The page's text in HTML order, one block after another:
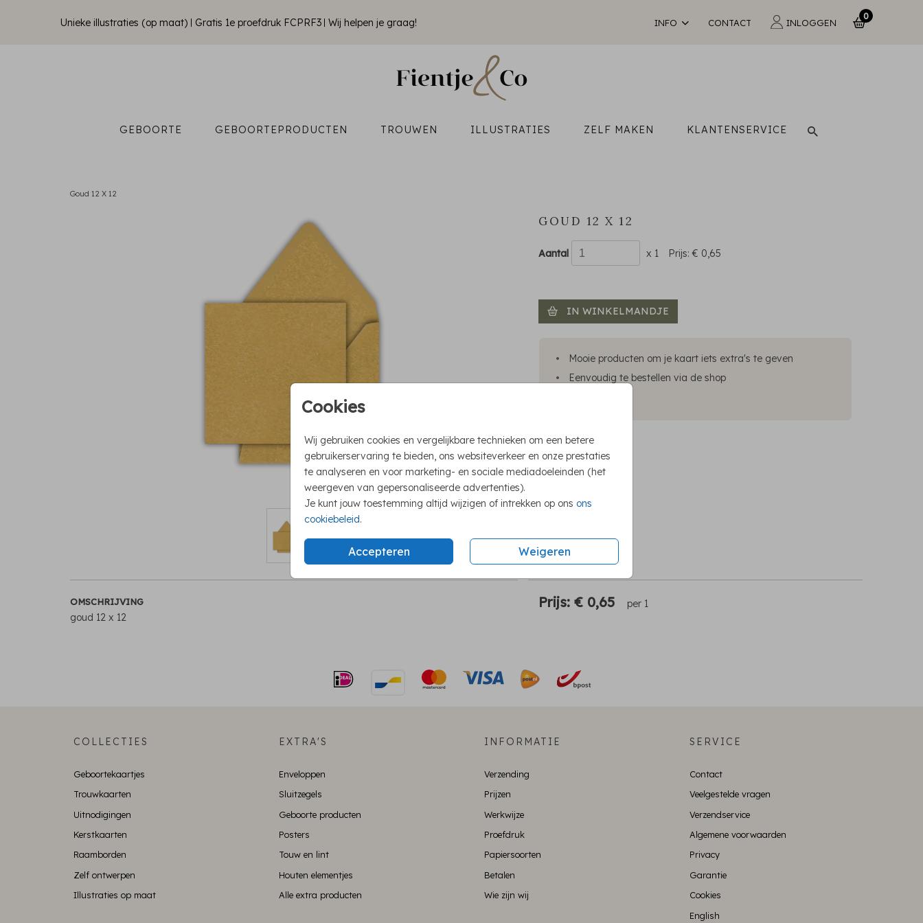
Unieke illustraties (op maat) Gratis 1e proefdruk FCPRF3 Wij helpen je graag! INFO CONTACT INLOGGEN
0
GEBOORTE GEBOORTEPRODUCTEN TROUWEN ILLUSTRATIES ZELF MAKEN KLANTENSERVICE
Cookies
Wij gebruiken cookies en vergelijkbare technieken om een betere
gebruikerservaring te bieden, ons websiteverkeer en onze prestaties
te analyseren en voor marketing- en sociale mediadoeleinden (het
weergeven van gepersonaliseerde advertenties).
Je kunt jouw toestemming altijd wijzigen of intrekken op ons ons
cookiebeleid.
Accepteren Weigeren
Goud 12 X 12
GOUD 12 X 12
Aantal x 1 Prijs:€ 0,65
IN WINKELMANDJE
Mooie producten om je kaart iets extra's te geven
Eenvoudig te bestellen via de shop
OMSCHRIJVING
goud 12 x 12
Prijs:€ 0,65 per 1
COLLECTIES
Geboortekaartjes
Trouwkaarten
Uitnodigingen
Kerstkaarten
Raamborden
Zelf ontwerpen
Illustraties op maat
EXTRA'S
Enveloppen
Sluitzegels
Geboorte producten
Posters
Touw en lint
Houten elementjes
Alle extra producten
INFORMATIE
Verzending
Prijzen
Werkwijze
Proefdruk
Papiersoorten
Betalen
Wie zijn wij
SERVICE
Contact
Veelgestelde vragen
Verzendservice
Algemene voorwaarden
Privacy
Garantie
Cookies
English